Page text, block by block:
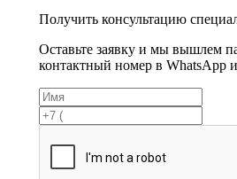
Получить консультацию
Оставьте заявку и мы вышлем
контактный номер в WhatsApp